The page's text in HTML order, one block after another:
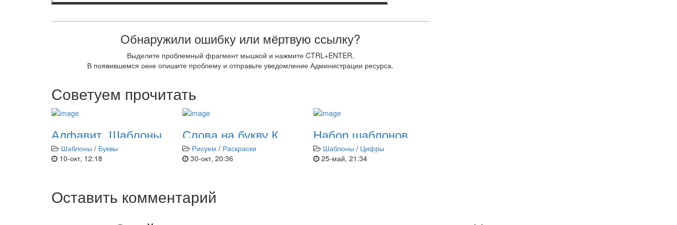
Обнаружили ошибку или мёртвую ссылку?
Выделите проблемный фрагмент мышкой и нажмите CTRL+ENTER.
В появившемся окне опишите проблему и отправьте уведомление Администрации ресурса.
Советуем прочитать
Алфавит. Шаблоны
букв и знаков
препинания для
Шаблоны / Буквы
10-окт, 12:18
Слова на букву К.
Раскраски для
малышей
Рисуем / Раскраски
30-окт, 20:36
Набор шаблонов
цифр для печати на
листах размером
Шаблоны / Цифры
25-май, 21:34
Оставить комментарий